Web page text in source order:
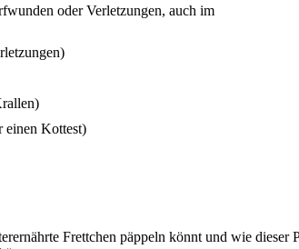
oder Verletzungen, auch im
einen Kottest)
Frettchen päppeln könnt und wie